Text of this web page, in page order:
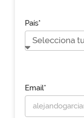
País*
Email*